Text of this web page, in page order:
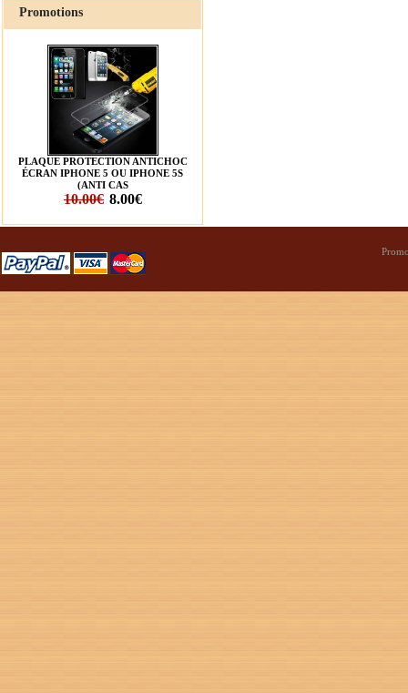
Promotions
PLAQUE PROTECTION ANTICHOC
ÉCRAN IPHONE 5 OU IPHONE 5S
(ANTI CAS
10.00€ 8.00€